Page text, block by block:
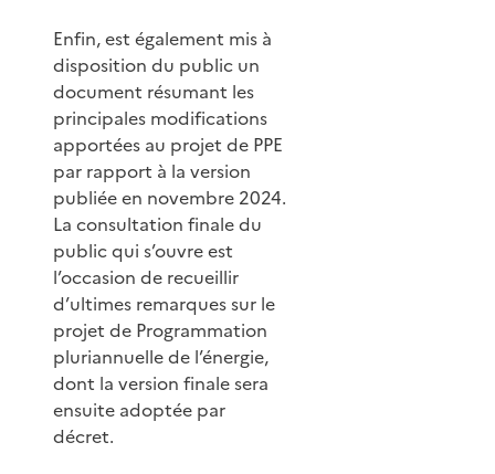
Enfin, est également mis à
disposition du public un
document résumant les
principales modifications
apportées au projet de PPE
par rapport à la version
publiée en novembre 2024.
La consultation finale du
public qui s’ouvre est
l’occasion de recueillir
d’ultimes remarques sur le
projet de Programmation
pluriannuelle de l’énergie,
dont la version finale sera
ensuite adoptée par
décret.